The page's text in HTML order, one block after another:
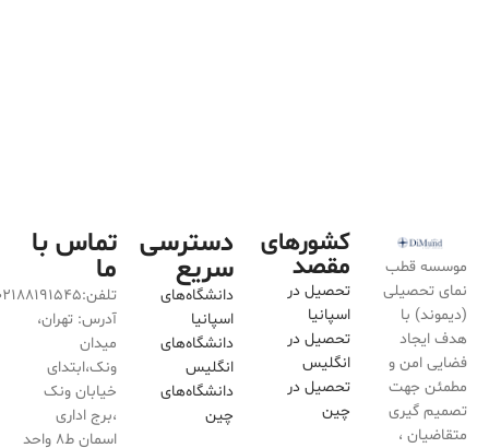
موسسه قطب
نمای تحصیلی
(دیموند) با
هدف ایجاد
فضایی امن و
مطمئن جهت
تصمیم گیری
متقاضیان ،
کشورهای
مقصد
تحصیل در
اسپانیا
تحصیل در
انگلیس
تحصیل در
چین
دسترسی
سریع
دانشگاه‌های
اسپانیا
دانشگاه‌های
انگلیس
دانشگاه‌های
چین
تماس با
ما
تلفن:02188191545
آدرس: تهران،
میدان
ونک،ابتدای
خیابان ونک
،برج اداری
اسمان ط۸ واحد